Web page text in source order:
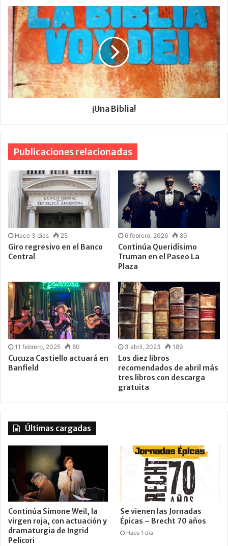
¡Una Biblia!
Publicaciones relacionadas
Hace 3 días 25
Giro regresivo en el Banco
Central
6 febrero, 2026 89
Continúa Queridísimo
Truman en el Paseo La
Plaza
11 febrero, 2025 80
Cucuza Castiello actuará en
Banfield
3 abril, 2023 189
Los diez libros
recomendados de abril más
tres libros con descarga
gratuita
Últimas cargadas
Continúa Simone Weil, la
virgen roja, con actuación y
dramaturgia de Ingrid
Pelicori
Se vienen las Jornadas
Épicas – Brecht 70 años
Hace 1 día